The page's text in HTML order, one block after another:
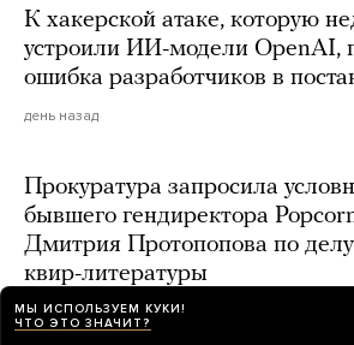
К хакерской атаке, которую
устроили ИИ-модели OpenAI,
ошибка разработчиков в
день назад
Прокуратура запросила
бывшего гендиректора
Дмитрия Протопопова по
квир-литературы
день назад
МЫ ИСПОЛЬЗУЕМ КУКИ!
ЧТО ЭТО ЗНАЧИТ?